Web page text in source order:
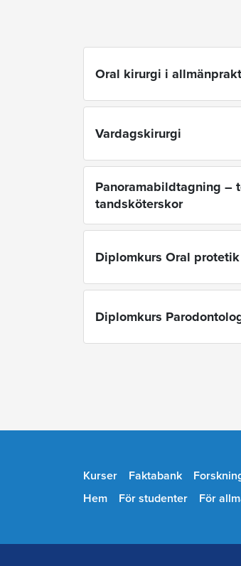
Oral kirurgi i
Vardagskirurgi
Panoramabildtagning –
tandsköterskor
Diplomkurs Oral protetik
Diplomkurs
Kurser Faktabank
Hem
För studenter För